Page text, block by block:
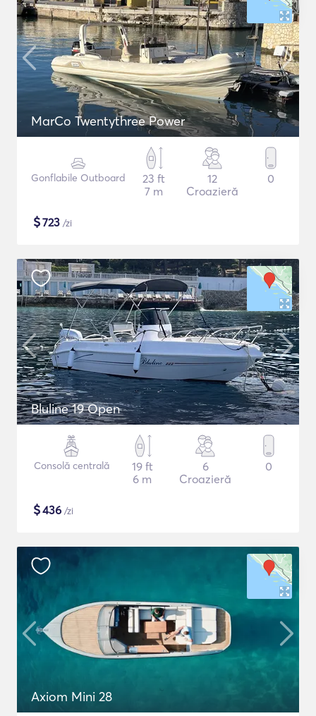
MarCo Twentythree Power
Gonflabile Outboard
23 ft
7 m
12
Croazieră
0
$723 /zi
Bluline 19 Open
Consolă centrală
19 ft
6 m
6
Croazieră
0
$436 /zi
Axiom Mini 28